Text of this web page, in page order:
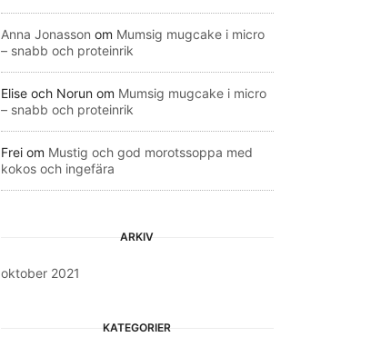
Anna Jonasson om Mumsig mugcake i micro
– snabb och proteinrik
Elise och Norun om Mumsig mugcake i micro
– snabb och proteinrik
Frei om Mustig och god morotssoppa med
kokos och ingefära
ARKIV
oktober 2021
KATEGORIER